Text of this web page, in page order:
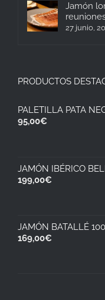
Jamón
27 junio,
PRODUCTOS
PALETILLA PATA
95,00€
JAMÓN IBÉRICO
199,00€
JAMÓN BATALLÉ
169,00€